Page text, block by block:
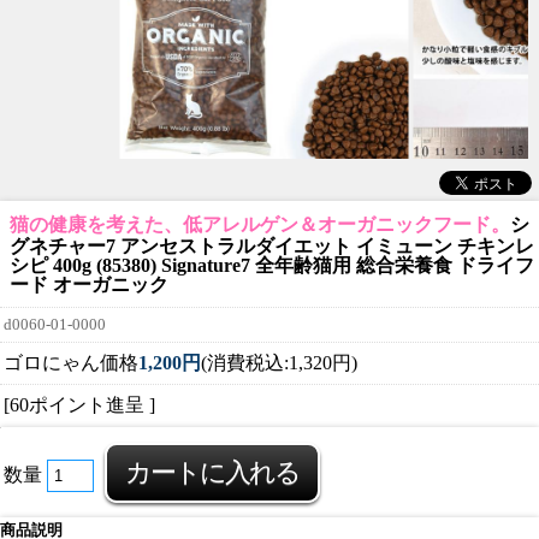
猫の健康を考えた、低アレルゲン＆オーガニックフード。 シ
グネチャー7 アンセストラルダイエット イミューン チキンレ
シピ 400g (85380) Signature7 全年齢猫用 総合栄養食 ドライフ
ード オーガニック
d0060-01-0000
ゴロにゃん価格1,200円(消費税込:1,320円)
[60ポイント進呈 ]
数量
商品説明